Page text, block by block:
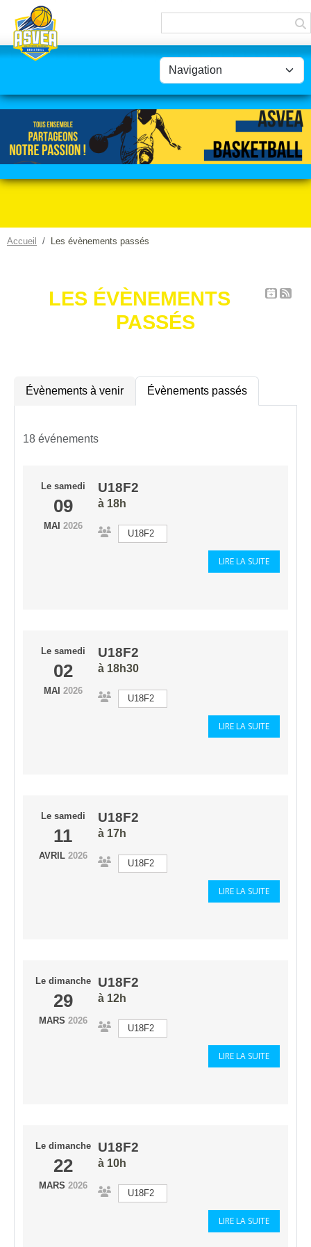
Accueil Les évènements passés
LES ÉVÈNEMENTS
PASSÉS
Évènements à venir Évènements passés
18 événements
Le samedi
09
MAI 2026
U18F2
à 18h
U18F2
LIRE LA SUITE
Le samedi
02
MAI 2026
U18F2
à 18h30
U18F2
LIRE LA SUITE
Le samedi
11
AVRIL 2026
U18F2
à 17h
U18F2
LIRE LA SUITE
Le dimanche
29
MARS 2026
U18F2
à 12h
U18F2
LIRE LA SUITE
Le dimanche
22
MARS 2026
U18F2
à 10h
U18F2
LIRE LA SUITE
Panneau de gestion des cookies